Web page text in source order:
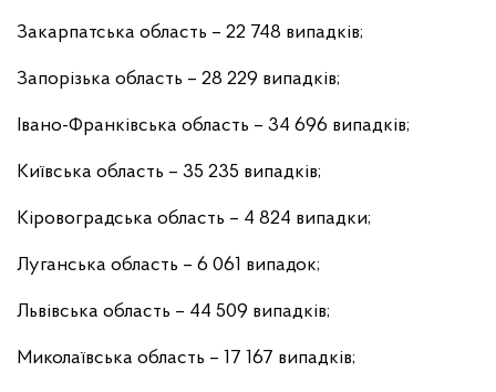
Закарпатська область – 22 748 випадків;
Запорізька область – 28 229 випадків;
Івано-Франківська область – 34 696 випадків;
Київська область – 35 235 випадків;
Кіровоградська область – 4 824 випадки;
Луганська область – 6 061 випадок;
Львівська область – 44 509 випадків;
Миколаївська область – 17 167 випадків;